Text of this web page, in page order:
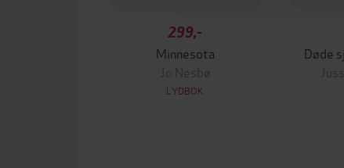
299,-
Minnesota
Jo Nesbø
LYDBOK
Døde